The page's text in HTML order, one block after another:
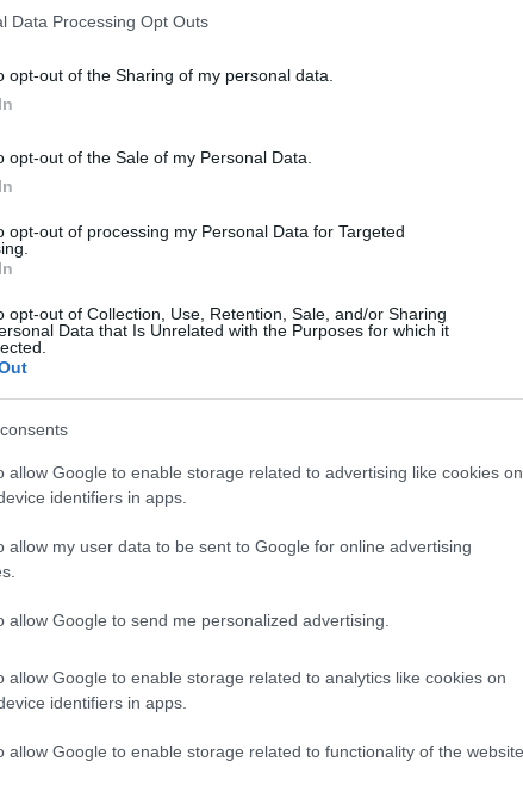
Data Processing Opt Outs
opt-out of the Sharing of my personal data.
opt-out of the Sale of my Personal Data.
opt-out of processing my Personal Data for Targeted
opt-out of Collection, Use, Retention, Sale, and/or Sharing
Data that Is Unrelated with the Purposes for which it
allow Google to enable storage related to advertising like cookies on
identifiers in apps.
allow my user data to be sent to Google for online advertising
allow Google to send me personalized advertising.
allow Google to enable storage related to analytics like cookies on
identifiers in apps.
allow Google to enable storage related to functionality of the website
rendeltünk házhoz szállítással, ahol előre jeleztem hogy
Az ételt kicsomagolás után vettük szemügyre, 4 főre 2
hús... A 4 fős tál nálam azt jelenti, hogy mindenki mindenből
minden,udvarias és kedves volt a személyzet.
el azt hogy finom ízletes ételt kaptunk . A panír a
a cipő talpa a melegítéstől nagyon megszáradt a szósz rá
volna dióval (persze meg kérdeztem mi ez ?)valami
a jó neveltségem miatt nem tettem szóvá mind ezt illetve